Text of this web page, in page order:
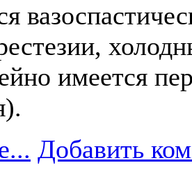
имеется
Добавить